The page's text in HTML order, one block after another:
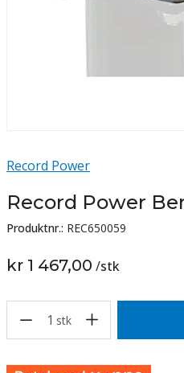
Record Power
Record Power
Produktnr.: REC650059
kr 1 467,00 /stk
1 stk